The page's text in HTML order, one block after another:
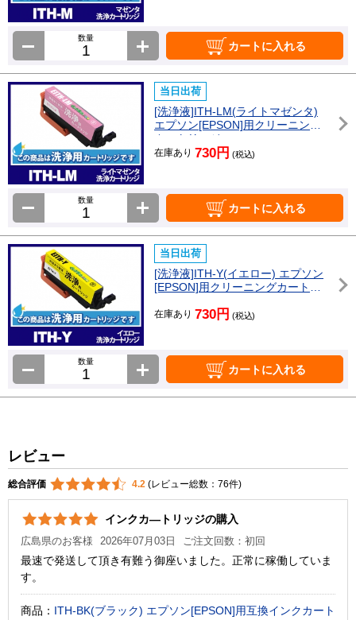
数量
カートに入れる
当日出荷
[洗浄液]ITH-LM(ライトマゼンタ)
エプソン[EPSON]用クリーニング
カートリッジ
在庫あり 730円 (税込)
数量
カートに入れる
当日出荷
[洗浄液]ITH-Y(イエロー) エプソン
[EPSON]用クリーニングカートリ
在庫あり 730円 (税込)
数量
カートに入れる
レビュー
総合評価 4.2 (レビュー総数：76件)
インクカ―トリッジの購入
広島県のお客様 2026年07月03日 ご注文回数：初回
最速で発送して頂き有難う御座いました。正常に稼働していま
す。
商品： ITH-BK(ブラック) エプソン[EPSON]用互換インクカート